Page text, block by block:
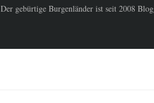
Der gebürtige Burgenländer ist seit 2008